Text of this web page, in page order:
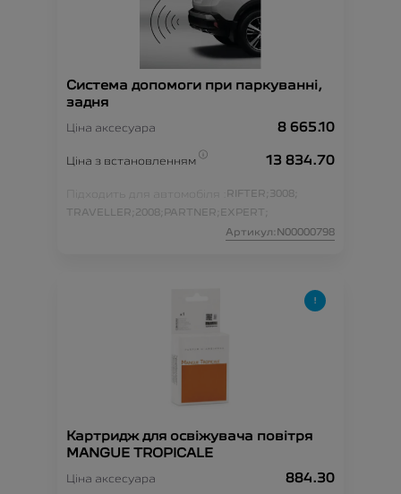
Система допомоги при паркуванні,
задня
Ціна аксесуара 8 665.10
Ціна з встановленням 13 834.70
Підходить для автомобіля : RIFTER; 3008;
TRAVELLER; 2008; PARTNER; EXPERT;
Артикул:N00000798
Картридж для освіжувача повітря
MANGUE TROPICALE
Ціна аксесуара 884.30